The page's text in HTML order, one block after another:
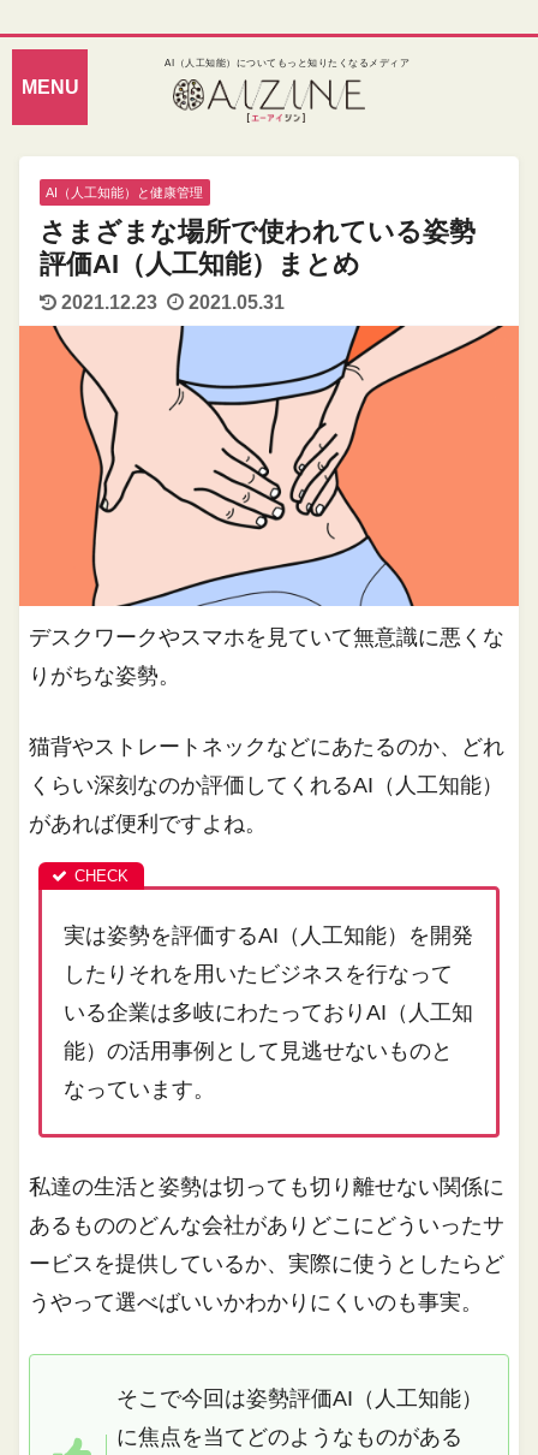
AI（人工知能）についてもっと知りたくなるメディア
AI（人工知能）と健康管理
さまざまな場所で使われている姿勢
評価AI（人工知能）まとめ
2021.12.23 2021.05.31
デスクワークやスマホを見ていて無意識に悪くな
りがちな姿勢。
猫背やストレートネックなどにあたるのか、どれ
くらい深刻なのか評価してくれるAI（人工知能）
があれば便利ですよね。
実は姿勢を評価するAI（人工知能）を開発
したりそれを用いたビジネスを行なって
いる企業は多岐にわたっておりAI（人工知
能）の活用事例として見逃せないものと
なっています。
私達の生活と姿勢は切っても切り離せない関係に
あるもののどんな会社がありどこにどういったサ
ービスを提供しているか、実際に使うとしたらど
うやって選べばいいかわかりにくいのも事実。
そこで今回は姿勢評価AI（人工知能）
に焦点を当てどのようなものがある